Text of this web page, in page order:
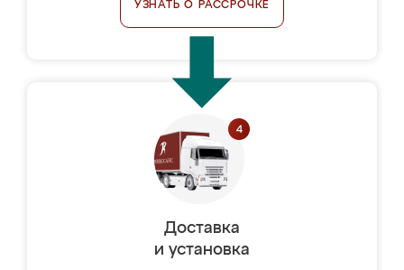
УЗНАТЬ О РАССРОЧКЕ
Доставка
и установка